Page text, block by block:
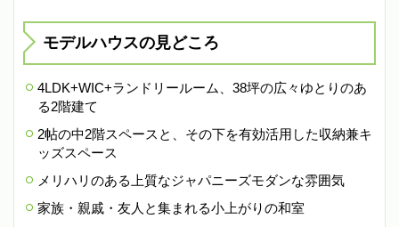
モデルハウスの見どころ
4LDK+WIC+ランドリールーム、38坪の広々ゆとりのあ
る2階建て
2帖の中2階スペースと、その下を有効活用した収納兼キ
ッズスペース
メリハリのある上質なジャパニーズモダンな雰囲気
家族・親戚・友人と集まれる小上がりの和室